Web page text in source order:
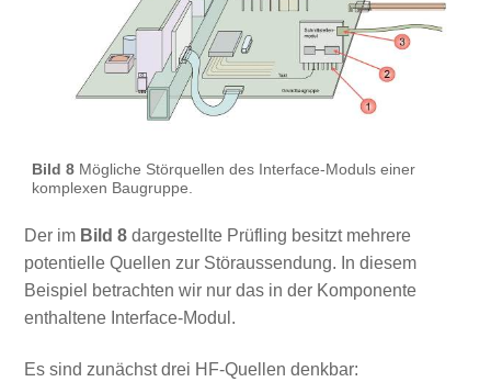
Bild 8Mögliche Störquellen des Interface-Moduls einer
komplexen Baugruppe.
Der im Bild 8dargestellte Prüfling besitzt mehrere
potentielle Quellen zur Störaussendung. In diesem
Beispiel betrachten wir nur das in der Komponente
enthaltene Interface-Modul.
Es sind zunächst drei HF-Quellen denkbar: